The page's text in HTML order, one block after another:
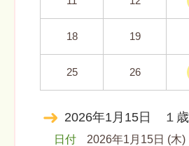
18 19
25 26
2026年1月15日 １
日付
2026年1月15日 (木)